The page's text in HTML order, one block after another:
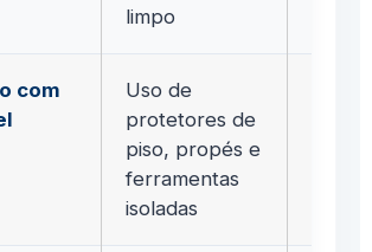
limpo
com
Uso de
protetores de
piso, propés e
ferramentas
isoladas